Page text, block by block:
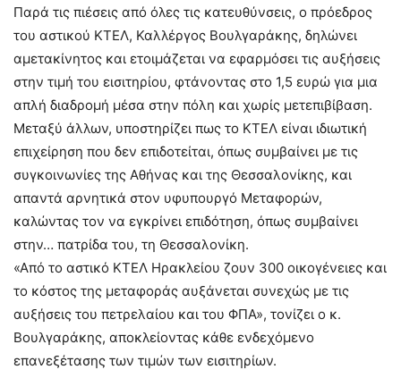
Παρά τις πιέσεις από όλες τις κατευθύνσεις, ο πρόεδρος
του αστικού ΚΤΕΛ, Καλλέργος Βουλγαράκης, δηλώνει
αμετακίνητος και ετοιμάζεται να εφαρμόσει τις αυξήσεις
στην τιμή του εισιτηρίου, φτάνοντας στο 1,5 ευρώ για μια
απλή διαδρομή μέσα στην πόλη και χωρίς μετεπιβίβαση.
Μεταξύ άλλων, υποστηρίζει πως το ΚΤΕΛ είναι ιδιωτική
επιχείρηση που δεν επιδοτείται, όπως συμβαίνει με τις
συγκοινωνίες της Αθήνας και της Θεσσαλονίκης, και
απαντά αρνητικά στον υφυπουργό Μεταφορών,
καλώντας τον να εγκρίνει επιδότηση, όπως συμβαίνει
στην… πατρίδα του, τη Θεσσαλονίκη.
«Από το αστικό ΚΤΕΛ Ηρακλείου ζουν 300 οικογένειες και
το κόστος της μεταφοράς αυξάνεται συνεχώς με τις
αυξήσεις του πετρελαίου και του ΦΠΑ», τονίζει ο κ.
Βουλγαράκης, αποκλείοντας κάθε ενδεχόμενο
επανεξέτασης των τιμών των εισιτηρίων.